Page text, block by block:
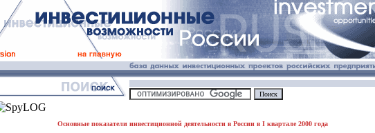
Основные показатели инвестиционной деятельности в России в I квартале 2000 года